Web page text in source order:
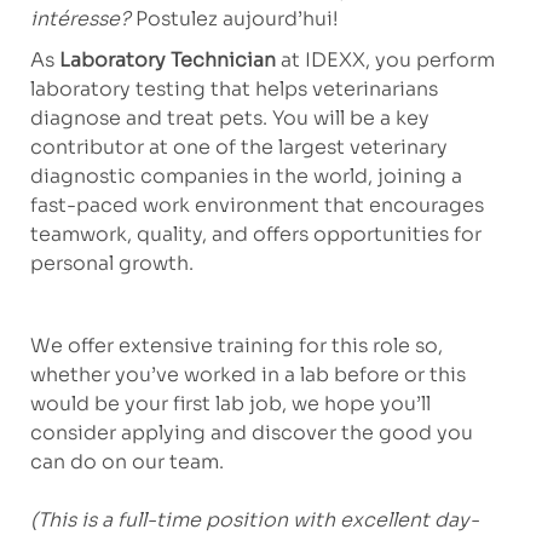
intéresse? Postulez aujourd’hui!
As Laboratory Technicianat IDEXX, you perform
laboratory testing that helps veterinarians
diagnose and treat pets. You will be a key
contributor at one of the largest veterinary
diagnostic companies in the world, joining a
fast-paced work environment that encourages
teamwork, quality, and offers opportunities for
personal growth.
We offer extensive training for this role so,
whether you’ve worked in a lab before or this
would be your first lab job, we hope you’ll
consider applying and discover the good you
can do on our team.
(This is a full-time position with excellent day-